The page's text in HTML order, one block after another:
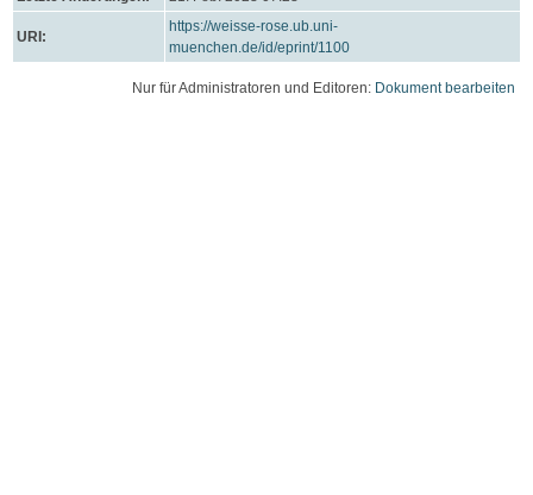
URI:
https://weisse-rose.ub.uni-
muenchen.de/id/eprint/1100
Nur für Administratoren und Editoren: Dokument bearbeiten